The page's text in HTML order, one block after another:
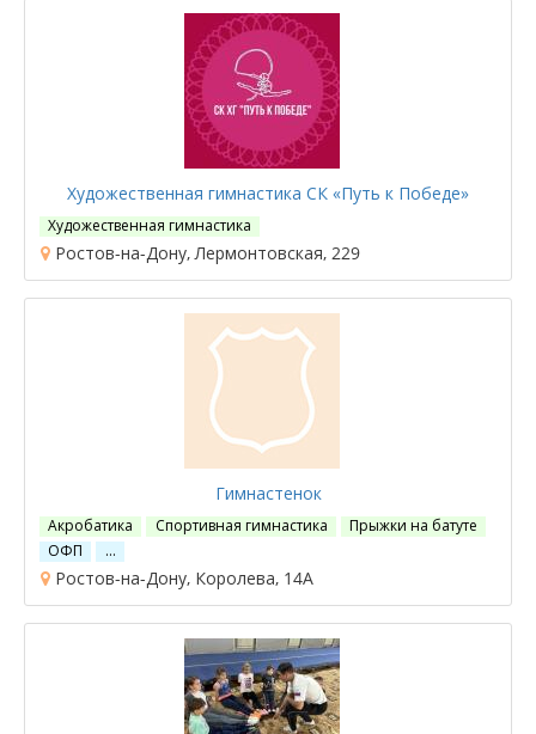
Художественная гимнастика СК «Путь к Победе»
Художественная гимнастика
Ростов-на-Дону, Лермонтовская, 229
Гимнастенок
Акробатика Спортивная гимнастика
Прыжки на батуте
ОФП
…
Ростов-на-Дону, Королева, 14А